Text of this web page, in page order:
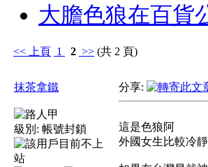
大膽色狼在百貨
<< 上頁 1 2 >> (共 2 頁)
抹茶拿鐵
級別: 帳號封鎖
分享:
這是色狼阿
外國女生比較冷靜